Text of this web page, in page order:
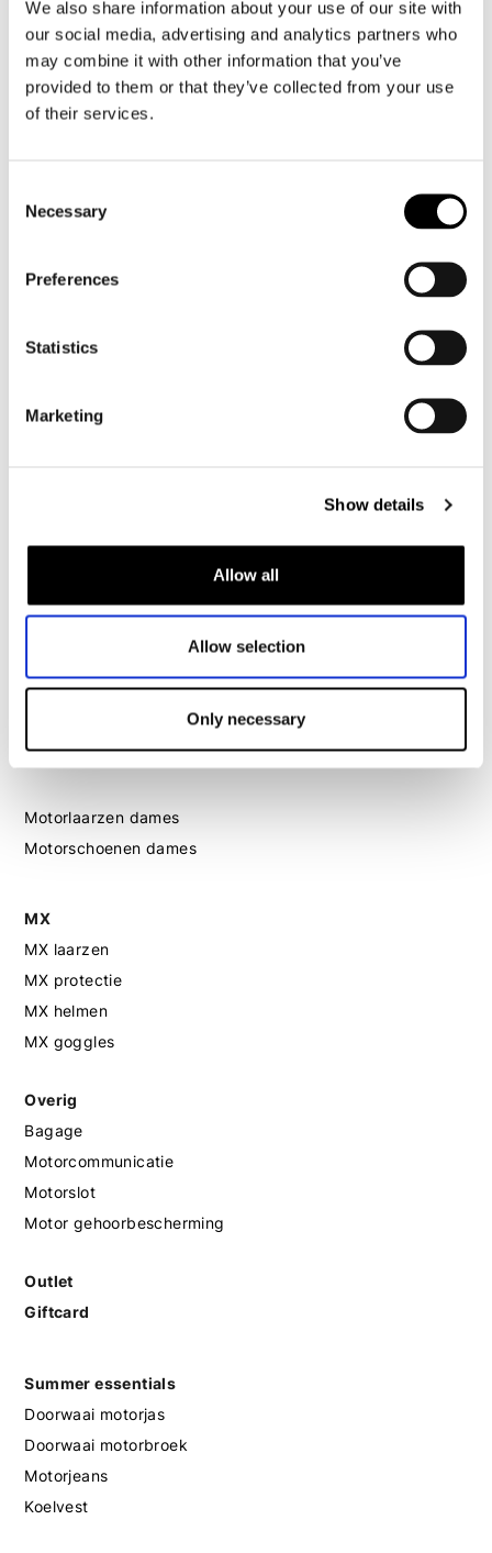
We also share information about your use of our site with
our social media, advertising and analytics partners who
may combine it with other information that you’ve
provided to them or that they’ve collected from your use
of their services.
Selection
Necessary
Preferences
Statistics
Marketing
Show details
Allow all
Allow selection
Only necessary
Motorkleding heren
Motorjas heren
Motorbroek heren
Motorpak heren
Motorlaarzen heren
Motorbroek dames
Motorjeans dames
Motor leggings dames
Motorlaarzen dames
Motorschoenen dames
MX
MX laarzen
MX protectie
MX helmen
MX goggles
Overig
Bagage
Motorcommunicatie
Motorslot
Motor gehoorbescherming
Outlet
Giftcard
Summer essentials
Doorwaai motorjas
Doorwaai motorbroek
Motorjeans
Koelvest